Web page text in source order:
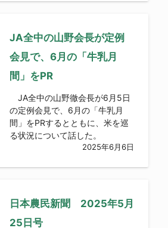
JA全中の山野会長が定例
会見で、6月の「牛乳月
間」をPR
JA全中の山野徹会長が6月5日
の定例会見で、6月の「牛乳月
間」をPRするとともに、米を巡
る状況について話した。
2025年6月6日
日本農民新聞 2025年5月
25日号